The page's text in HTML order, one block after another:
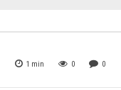
1 min 0 0